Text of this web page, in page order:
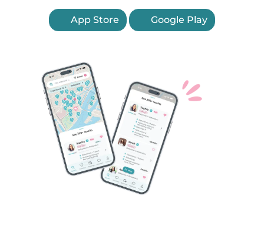
App Store Google Play